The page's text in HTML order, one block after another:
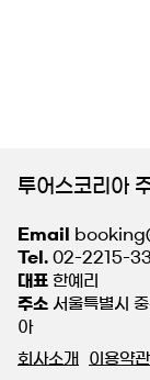
투어스코리아
Email
Tel. 02-2215-
대표 한예리
주소 서울특별시
아
회사소개
이용약